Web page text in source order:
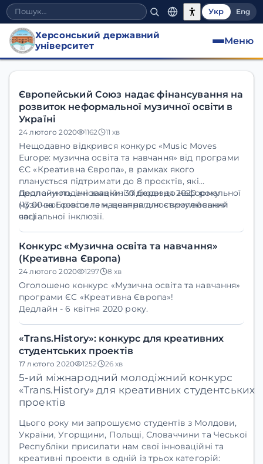
Укр Eng
Херсонський державний
університет
Меню
Архів новин
Європейський Союз надає фінансування на
розвиток неформальної музичної освіти в
Україні
24 лютого 2020 1162 11 хв
Нещодавно відкрився конкурс «Music Moves
Europe: музична освіта та навчання» від програми
ЄС «Креативна Європа», в рамках якого
планується підтримати до 8 проєктів, які
пропонують інноваційні підходи до неформальної
музичної освіти та навчання для стимулювання
соціальної інклюзії.
Дедлайн подачі заявки:30 березня 2020 року
(13:00 за Брюсселем, центральноєвропейський
час)
Конкурс «Музична освіта та навчання»
(Креативна Європа)
24 лютого 2020 1297 8 хв
Оголошено конкурс «Музична освіта та навчання»
програми ЄС «Креативна Європа»!
Дедлайн - 6 квітня 2020 року.
«Trans.History»: конкурс для креативних
студентських проектів
17 лютого 2020 1252 26 хв
5-ий міжнародний молодіжний конкурс
«Trans.History» для креативних студентських
проектів
Цього року ми запрошуємо студентів з Молдови,
України, Угорщини, Польщі, Словаччини та Чеської
Республіки присилати нам свої інноваційні та
креативні проекти в одній із трьох категорій: